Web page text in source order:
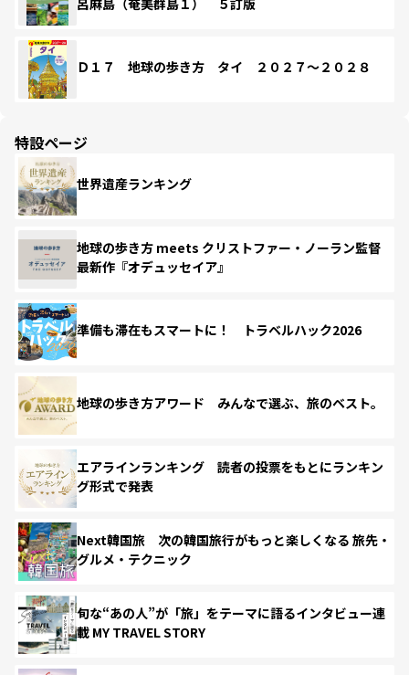
Ｄ１７ 地球の歩き方 タイ ２０２７～２０２８
特設ページ
世界遺産ランキング
地球の歩き方 meets クリストファー・ノーラン監督
最新作『オデュッセイア』
準備も滞在もスマートに！ トラベルハック2026
地球の歩き方アワード みんなで選ぶ、旅のベスト。
エアラインランキング 読者の投票をもとにランキン
グ形式で発表
Next韓国旅 次の韓国旅行がもっと楽しくなる 旅先・
グルメ・テクニック
旬な“あの人”が「旅」をテーマに語るインタビュー連
載 MY TRAVEL STORY